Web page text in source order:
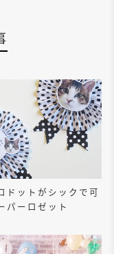
ドットがシックで可
パーロゼット